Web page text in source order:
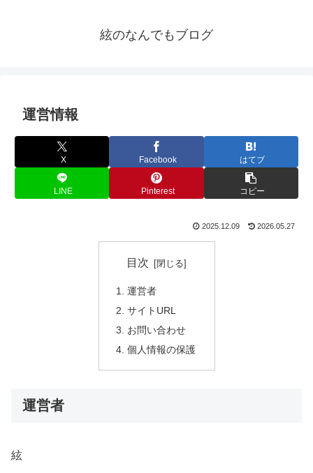
絃のなんでもブログ
運営情報
X Facebook はてブ
LINE Pinterest コピー
2025.12.09 2026.05.27
目次
運営者
サイトURL
お問い合わせ
個人情報の保護
運営者
絃